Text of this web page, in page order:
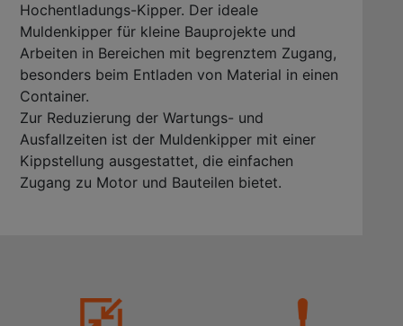
Hochentladungs-Kipper. Der ideale
Muldenkipper für kleine Bauprojekte und
Arbeiten in Bereichen mit begrenztem Zugang,
besonders beim Entladen von Material in einen
Container.
Zur Reduzierung der Wartungs- und
Ausfallzeiten ist der Muldenkipper mit einer
Kippstellung ausgestattet, die einfachen
Zugang zu Motor und Bauteilen bietet.